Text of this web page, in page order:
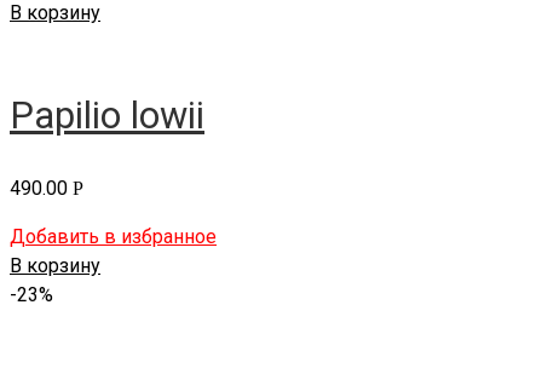
В корзину
Papilio lowii
490.00 Р
Добавить в избранное
В корзину
-23%